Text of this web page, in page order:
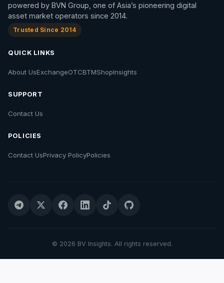
powered by BVN Group, one of Asia’s pioneering digital
asset market operators since 2014.
Trusted Since 2014
QUICK LINKS
About UsExchangeOTCBTMShopInsights
SUPPORT
Contact Us
POLICIES
Contact UsPrivacy PolicyPolicies
© 2026 BV Insights. All rights reserved.